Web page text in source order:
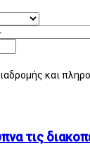
και
τις